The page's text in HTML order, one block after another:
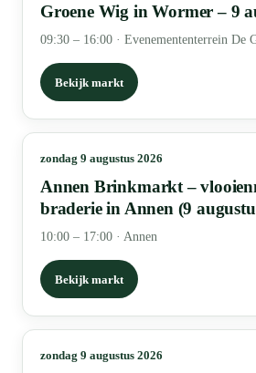
Groene Wig in Wormer – 9
09:30 – 16:00 · Evenemententerrein De
Bekijk markt
zondag 9 augustus 2026
Annen Brinkmarkt –
braderie in Annen (9
10:00 – 17:00 · Annen
Bekijk markt
zondag 9 augustus 2026